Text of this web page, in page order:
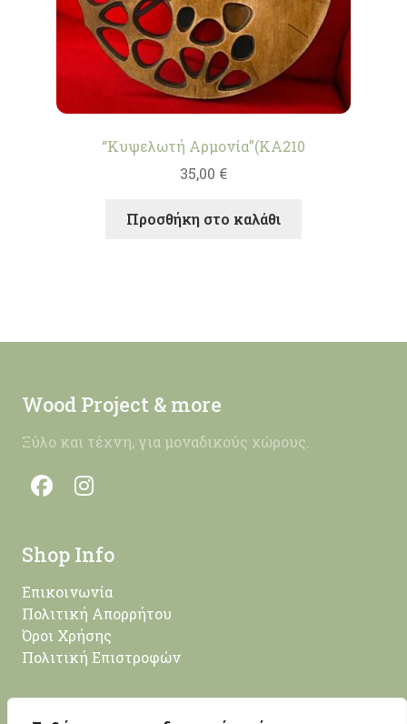
“Κυψελωτή Αρμονία”(KA210
35,00 €
Προσθήκη στο καλάθι
Wood Project & more
Ξύλο και τέχνη, για μοναδικούς χώρους.
Shop Info
Επικοινωνία
Πολιτική Απορρήτου
Όροι Χρήσης
Πολιτική Επιστροφών